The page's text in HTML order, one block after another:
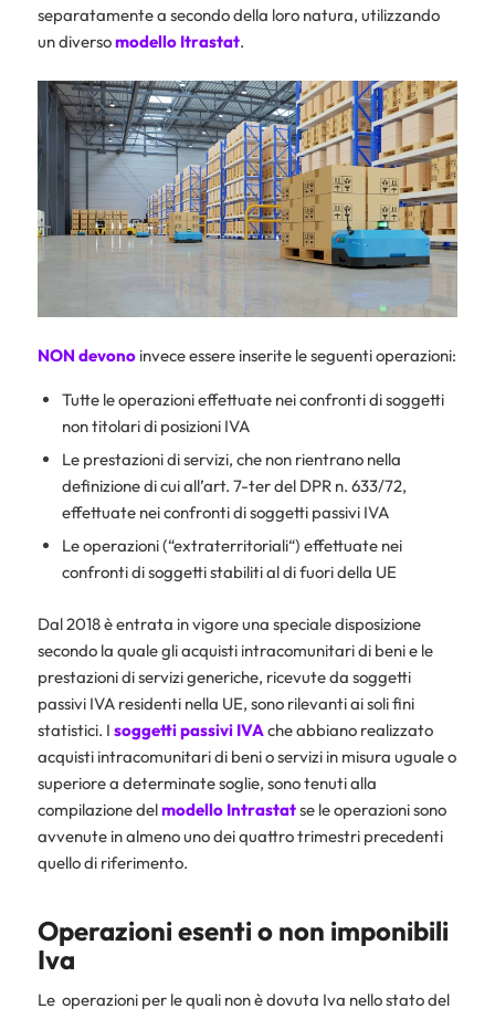
separatamente a secondo della loro natura, utilizzando
un diversomodello Itrastat.
NON devonoinvece essere inserite le seguenti operazioni:
Tutte le operazioni effettuate nei confronti di soggetti
non titolari di posizioni IVA
Le prestazioni di servizi, che non rientrano nella
definizione di cui all’art. 7-ter del DPR n. 633/72,
effettuate nei confronti di soggetti passivi IVA
Le operazioni (“extraterritoriali“) effettuate nei
confronti di soggetti stabiliti al di fuori della UE
Dal 2018 è entrata in vigore una speciale disposizione
secondo la quale gli acquisti intracomunitari di beni e le
prestazioni di servizi generiche, ricevute da soggetti
passivi IVA residenti nella UE, sono rilevanti ai soli fini
statistici. I soggetti passivi IVAche abbiano realizzato
acquisti intracomunitari di beni o servizi in misura uguale o
superiore a determinate soglie, sono tenuti alla
compilazione delmodello Intrastatse le operazioni sono
avvenute in almeno uno dei quattro trimestri precedenti
quello di riferimento.
Operazioni esenti o non imponibili
Iva
Le operazioni per le quali non è dovuta Iva nello stato del